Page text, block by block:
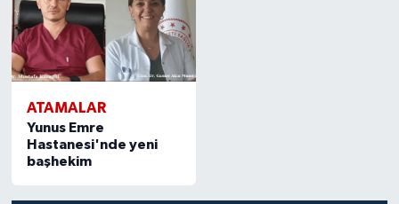
ATAMALAR
Yunus Emre
Hastanesi'nde yeni
başhekim